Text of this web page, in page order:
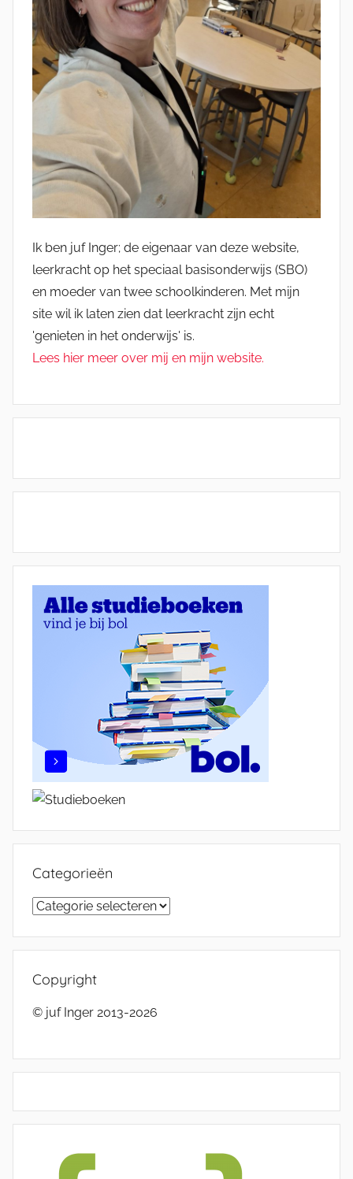
Ik ben juf Inger; de eigenaar van deze website,
leerkracht op het speciaal basisonderwijs (SBO)
en moeder van twee schoolkinderen. Met mijn
site wil ik laten zien dat leerkracht zijn echt
'genieten in het onderwijs' is.
Lees hier meer over mij en mijn website.
Categorieën
Categorieën
Copyright
© juf Inger 2013-2026